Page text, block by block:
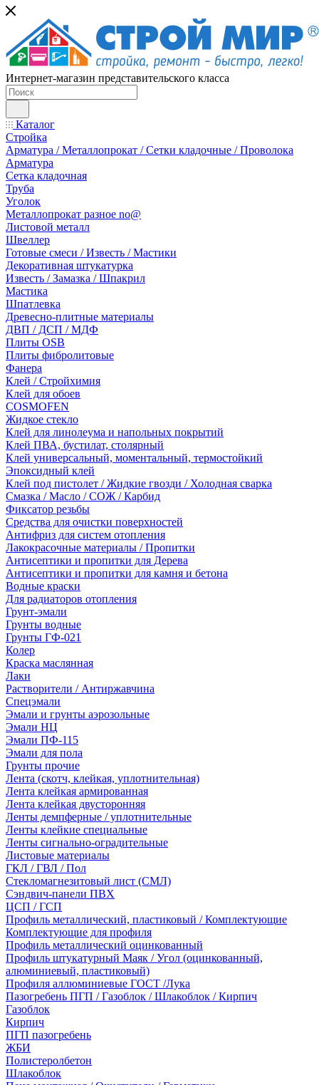
Интернет-магазин представительского класса
Каталог
Стройка
Арматура / Металлопрокат / Сетки кладочные / Проволока
Арматура
Сетка кладочная
Труба
Уголок
Металлопрокат разное no@
Листовой металл
Швеллер
Готовые смеси / Известь / Мастики
Декоративная штукатурка
Известь / Замазка / Шпакрил
Мастика
Шпатлевка
Древесно-плитные материалы
ДВП / ДСП / МДФ
Плиты OSB
Плиты фибролитовые
Фанера
Клей / Стройхимия
Клей для обоев
COSMOFEN
Жидкое стекло
Клей для линолеума и напольных покрытий
Клей ПВА, бустилат, столярный
Клей универсальный, моментальный, термостойкий
Эпоксидный клей
Клей под пистолет / Жидкие гвозди / Холодная сварка
Смазка / Масло / СОЖ / Карбид
Фиксатор резьбы
Средства для очистки поверхностей
Антифриз для систем отопления
Лакокрасочные материалы / Пропитки
Антисептики и пропитки для Дерева
Антисептики и пропитки для камня и бетона
Водные краски
Для радиаторов отопления
Грунт-эмали
Грунты водные
Грунты ГФ-021
Колер
Краска маслянная
Лаки
Растворители / Антиржавчина
Спецэмали
Эмали и грунты аэрозольные
Эмали НЦ
Эмали ПФ-115
Эмали для пола
Грунты прочие
Лента (скотч, клейкая, уплотнительная)
Лента клейкая армированная
Лента клейкая двусторонняя
Ленты демпферные / уплотнительные
Ленты клейкие специальные
Ленты сигнально-оградительные
Листовые материалы
ГКЛ / ГВЛ / Пол
Стекломагнезитовый лист (СМЛ)
Сэндвич-панели ПВХ
ЦСП / ГСП
Профиль металлический, пластиковый / Комплектующие
Комплектующие для профиля
Профиль металлический оцинкованный
Профиль штукатурный Маяк / Угол (оцинкованный,
алюминиевый, пластиковый)
Профиля аллюминиевые ГОСТ /Лука
Пазогребень ПГП / Газоблок / Шлакоблок / Кирпич
Газоблок
Кирпич
ПГП пазогребень
ЖБИ
Полистеролбетон
Шлакоблок